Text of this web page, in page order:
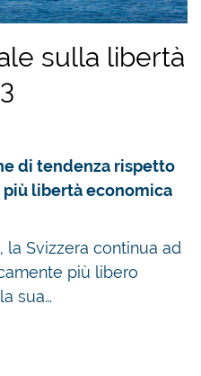
sulla libertà
di tendenza rispetto
libertà economica
la Svizzera continua ad
più libero
sua…